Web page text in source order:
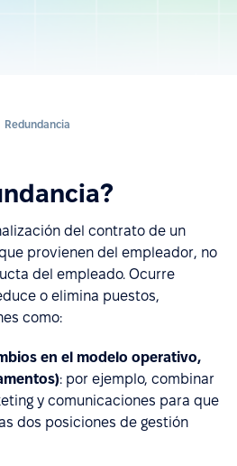
Redundancia
del contrato de un
provienen del empleador, no
del empleado. Ocurre
o elimina puestos,
como:
en el modelo operativo,
: por ejemplo, combinar
y comunicaciones para que
dos posiciones de gestión